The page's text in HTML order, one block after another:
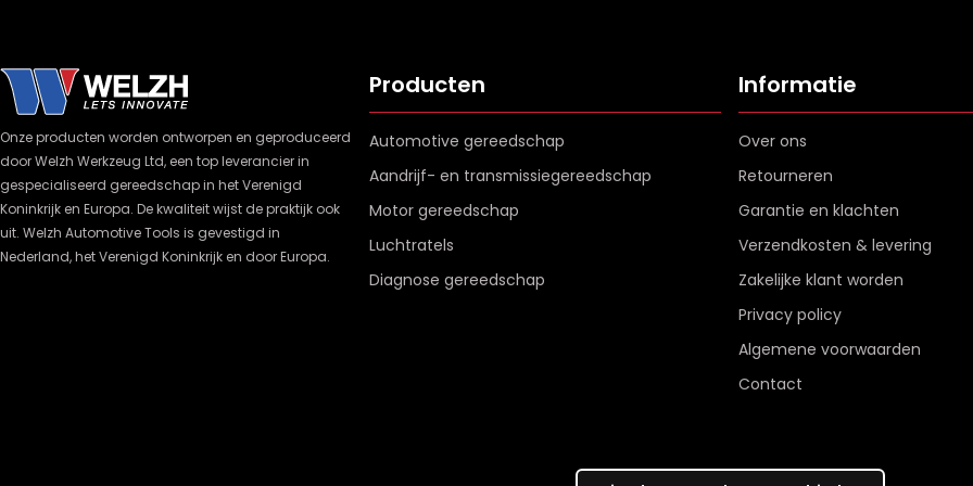
Onze producten worden ontworpen en geproduceerd
door Welzh Werkzeug Ltd, een top leverancier in
gespecialiseerd gereedschap in het Verenigd
Koninkrijk en Europa. De kwaliteit wijst de praktijk ook
uit. Welzh Automotive Tools is gevestigd in
Nederland, het Verenigd Koninkrijk en door Europa.
Producten
Automotive gereedschap
Aandrijf- en transmissiegereedschap
Motor gereedschap
Luchtratels
Diagnose gereedschap
Informatie
Over ons
Retourneren
Garantie en klachten
Verzendkosten & levering
Zakelijke klant worden
Privacy policy
Algemene voorwaarden
Contact